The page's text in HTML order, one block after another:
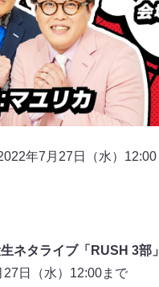
年7月27日（水）
ネタライブ「RUSH 3部」
日（水）12:00まで